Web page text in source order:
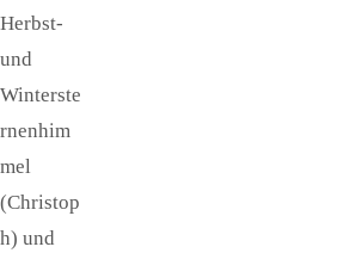
Herbst-
und
Winterste
rnenhim
mel
(Christop
h) und